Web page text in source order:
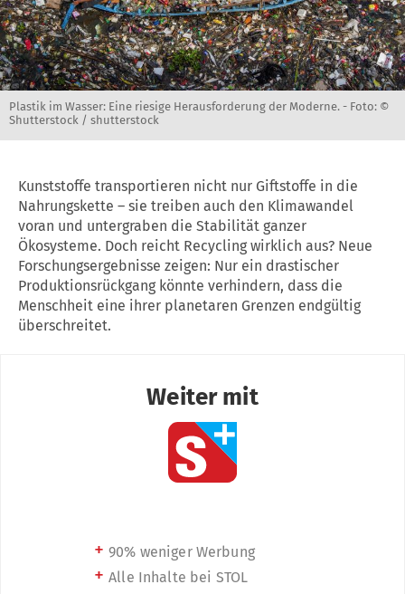
Plastik im Wasser: Eine riesige Herausforderung der Moderne. - Foto: ©
Shutterstock / shutterstock
Kunststoffe transportieren nicht nur Giftstoffe in die
Nahrungskette – sie treiben auch den Klimawandel
voran und untergraben die Stabilität ganzer
Ökosysteme. Doch reicht Recycling wirklich aus? Neue
Forschungsergebnisse zeigen: Nur ein drastischer
Produktionsrückgang könnte verhindern, dass die
Menschheit eine ihrer planetaren Grenzen endgültig
überschreitet.